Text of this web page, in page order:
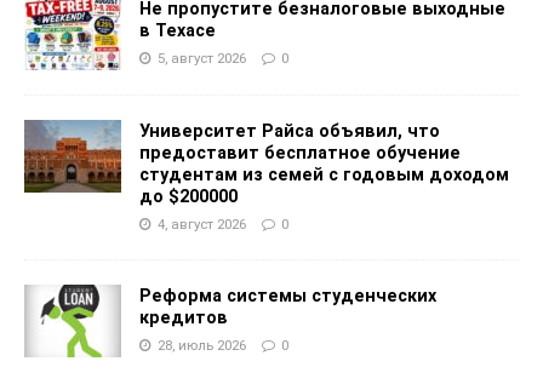
Не пропустите безналоговые выходные
в Техасе
5, август 2026 0
Университет Райса объявил, что
предоставит бесплатное обучение
студентам из семей с годовым доходом
до $200000
4, август 2026 0
Реформа системы студенческих
кредитов
28, июль 2026 0